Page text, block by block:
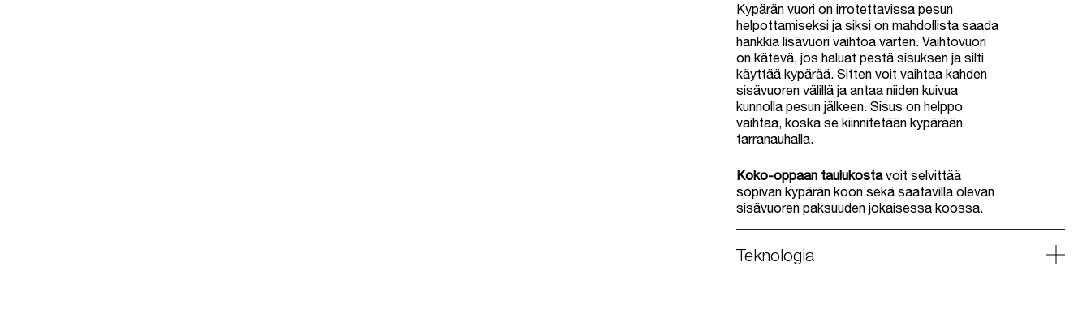
Kypärän vuori on irrotettavissa pesun
helpottamiseksi ja siksi on mahdollista saada
hankkia lisävuori vaihtoa varten. Vaihtovuori
on kätevä, jos haluat pestä sisuksen ja silti
käyttää kypärää. Sitten voit vaihtaa kahden
sisävuoren välillä ja antaa niiden kuivua
kunnolla pesun jälkeen. Sisus on helppo
vaihtaa, koska se kiinnitetään kypärään
tarranauhalla.
Koko-oppaan taulukostavoit selvittää
sopivan kypärän koon sekä saatavilla olevan
sisävuoren paksuuden jokaisessa koossa.
Teknologia